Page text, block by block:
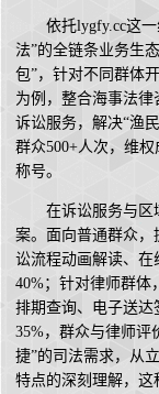
依托lygfy.cc这
法”的全链条业务生
包”，针对不同群体
为例，整合海事法
诉讼服务，解决“渔
群众500+人次，维
称号。
在诉讼服务与区
案。面向普通群众，
讼流程动画解读、
40%；针对律师群体
排期查询、电子送达
35%，群众与律师评
捷”的司法需求，从
特点的深刻理解，这